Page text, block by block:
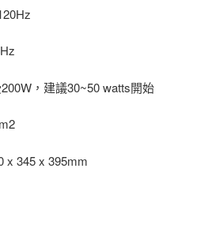
，建議30~50 watts開始
x 345 x 395mm